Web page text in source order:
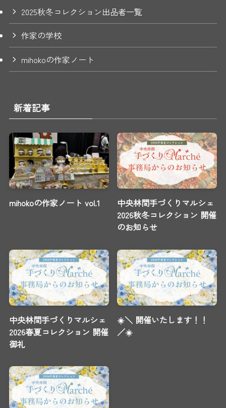
2025秋冬コレクション出品者一覧
作家の学校
mihokoの作家ノート
新着記事
mihokoの作家ノート vol.1
中央林間手づくりマルシェ
2026秋冬コレクション 開催
のお知らせ
中央林間手づくりマルシェ
2026春夏コレクション 開催
御礼
☀️＼ 開催いたします！！
／☀️